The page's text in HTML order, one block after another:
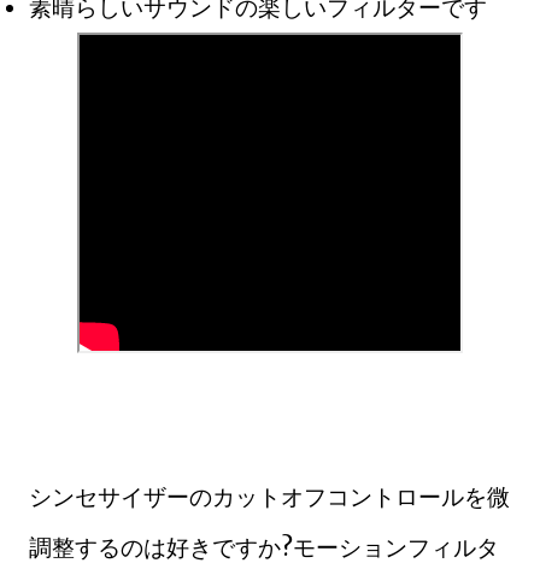
素晴らしいサウンドの楽しいフィルターです
シンセサイザーのカットオフコントロールを微
調整するのは好きですか?モーションフィルタ